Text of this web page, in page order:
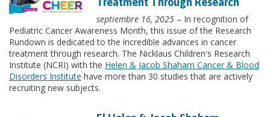
septiembre 16, 2025 – In recognition of
Pediatric Cancer Awareness Month, this issue of the Research
Rundown is dedicated to the incredible advances in cancer
treatment through research. The Nicklaus Children's Research
Institute (NCRI) with the Helen & Jacob Shaham Cancer & Blood
Disorders Institute have more than 30 studies that are actively
recruiting new subjects.